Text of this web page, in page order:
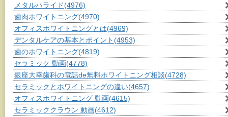
メタルハライド(4976)
歯肉ホワイトニング(4970)
オフィスホワイトニングとは(4969)
デンタルケアの基本とポイント (4953)
歯のホワイトニング(4819)
セラミック 動画(4778)
銀座大幸歯科の電話de無料ホワイトニング相談(4728)
セラミックとホワイトニングの違い(4657)
オフィスホワイトニング 動画(4615)
セラミッククラウン 動画(4612)